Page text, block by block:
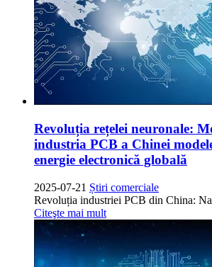
Revoluția rețelei neuronale:
industria PCB a Chinei
energie electronică globală
2025-07-21 Știri comerciale
Revoluția industriei PCB din China:
Citeşte mai mult